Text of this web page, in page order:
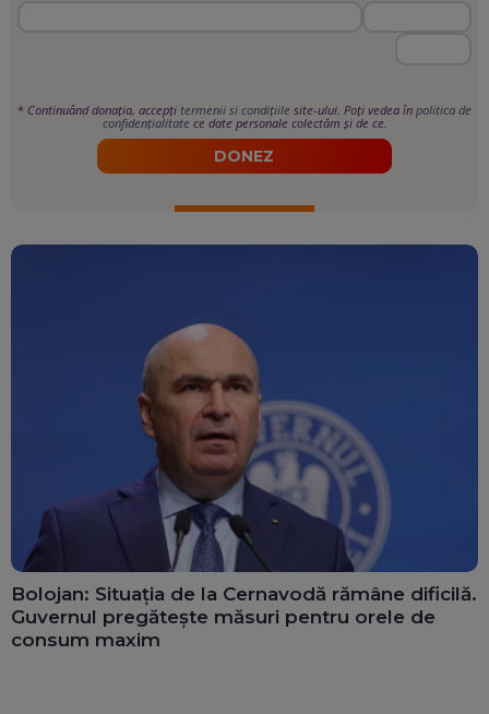
* Continuând donația, accepți termenii si condițiile site-ului. Poți vedea în politica de
confidențialitate ce date personale colectăm și de ce.
DONEZ
Bolojan: Situația de la Cernavodă rămâne dificilă.
Guvernul pregătește măsuri pentru orele de
consum maxim